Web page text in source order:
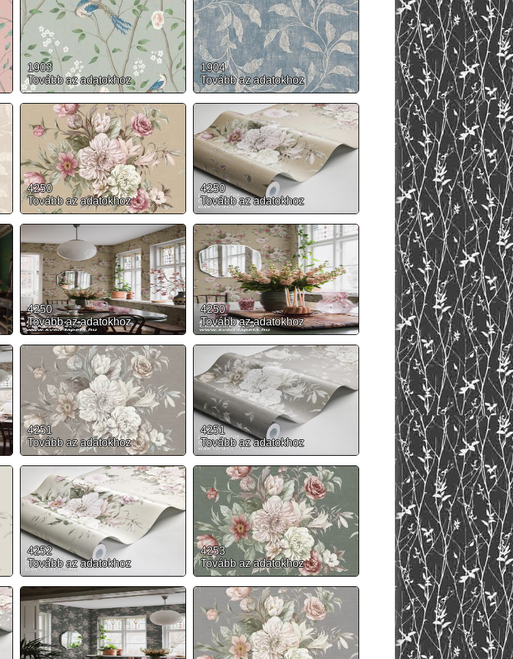
1903
Tovább az adatokhoz
1904
Tovább az adatokhoz
4250
Tovább az adatokhoz
4250
Tovább az adatokhoz
4250
Tovább az adatokhoz
4250
Tovább az adatokhoz
4251
Tovább az adatokhoz
4251
Tovább az adatokhoz
4252
Tovább az adatokhoz
4253
Tovább az adatokhoz